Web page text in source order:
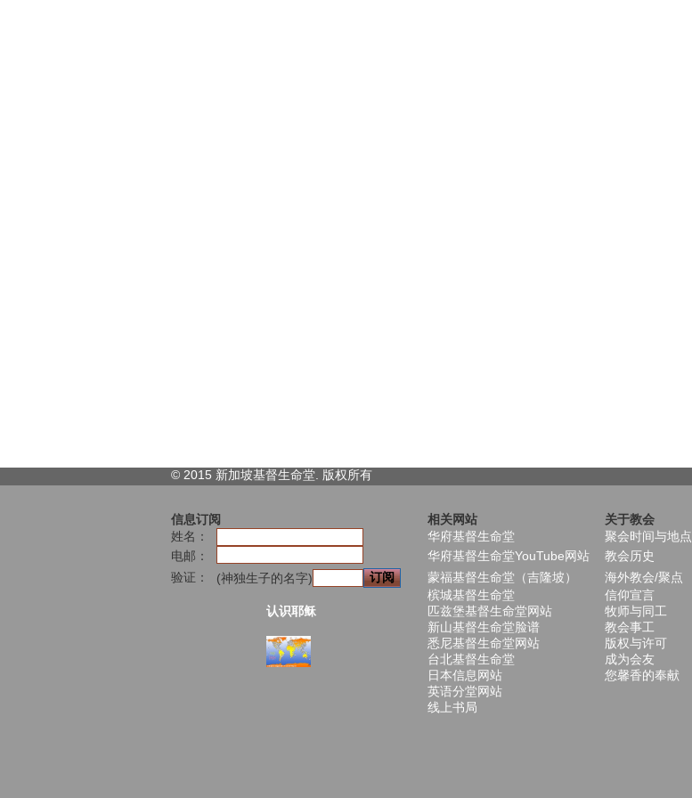
© 2015 新加坡基督生命堂. 版权所有
信息订阅 相关网站 关于教会
姓名：
华府基督生命堂 聚会时间与地点
电邮：
华府基督生命堂YouTube网站 教会历史
验证：
(神独生子的名字) 蒙福基督生命堂（吉隆坡） 海外教会/聚点
槟城基督生命堂
信仰宣言
认识耶稣
匹兹堡基督生命堂网站 牧师与同工
新山基督生命堂脸谱
教会事工
悉尼基督生命堂网站
版权与许可
台北基督生命堂
成为会友
日本信息网站
您馨香的奉献
英语分堂网站
线上书局